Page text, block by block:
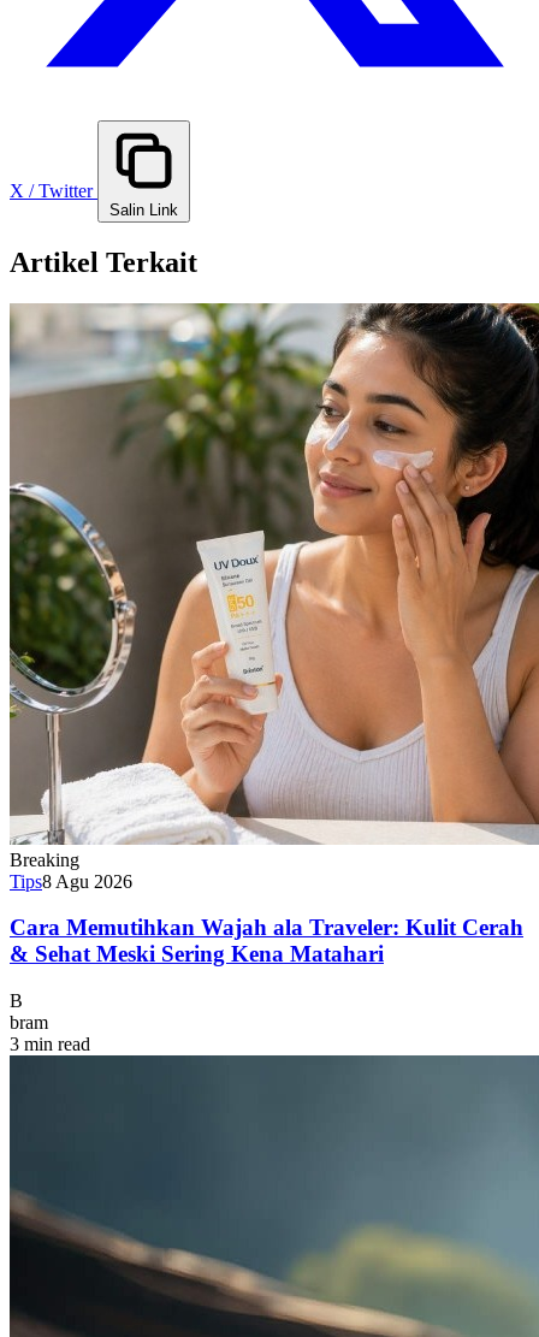
X / Twitter
Salin Link
Artikel Terkait
Breaking
Tips8 Agu 2026
Cara Memutihkan Wajah ala Traveler: Kulit Cerah
& Sehat Meski Sering Kena Matahari
B
bram
3 min read